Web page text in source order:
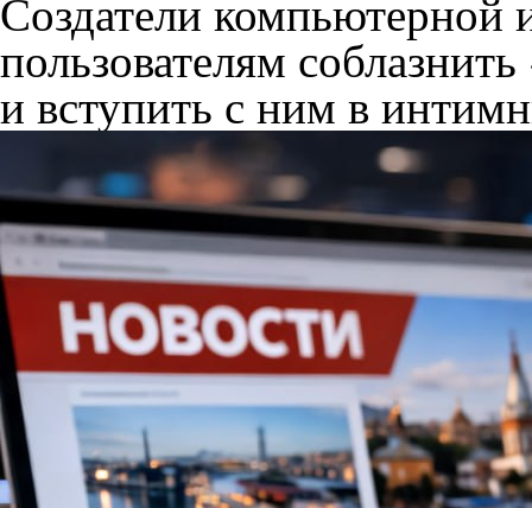
Создатели компьютерной
пользователям
и вступить с ним в